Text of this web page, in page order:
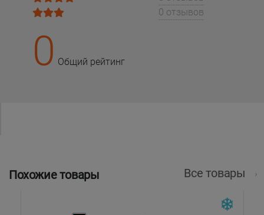
0 отзывов
0 Общий рейтинг
Похожие товары Все товары